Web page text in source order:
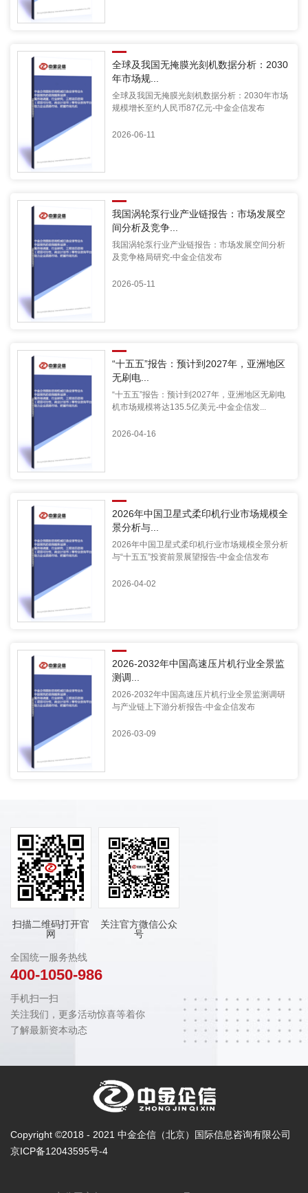
全球及我国无掩膜光刻机数据分析：2030
年市场规...
全球及我国无掩膜光刻机数据分析：2030年市场
规模增长至约人民币87亿元-中金企信发布
2026-06-11
我国涡轮泵行业产业链报告：市场发展空
间分析及竞争...
我国涡轮泵行业产业链报告：市场发展空间分析
及竞争格局研究-中金企信发布
2026-05-11
“十五五”报告：预计到2027年，亚洲地区
无刷电...
“十五五”报告：预计到2027年，亚洲地区无刷电
机市场规模将达135.5亿美元-中金企信发...
2026-04-16
2026年中国卫星式柔印机行业市场规模全
景分析与...
2026年中国卫星式柔印机行业市场规模全景分析
与“十五五”投资前景展望报告-中金企信发布
2026-04-02
2026-2032年中国高速压片机行业全景监
测调...
2026-2032年中国高速压片机行业全景监测调研
与产业链上下游分析报告-中金企信发布
2026-03-09
扫描二维码打开官
网
关注官方微信公众
号
全国统一服务热线
400-1050-986
手机扫一扫
关注我们，更多活动惊喜等着你
了解最新资本动态
Copyright ©2018 - 2021 中金企信（北京）国际信息咨询有限公司
京ICP备12043595号-4